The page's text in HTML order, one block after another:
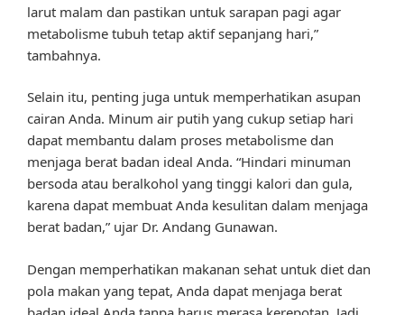
larut malam dan pastikan untuk sarapan pagi agar
metabolisme tubuh tetap aktif sepanjang hari,”
tambahnya.
Selain itu, penting juga untuk memperhatikan asupan
cairan Anda. Minum air putih yang cukup setiap hari
dapat membantu dalam proses metabolisme dan
menjaga berat badan ideal Anda. “Hindari minuman
bersoda atau beralkohol yang tinggi kalori dan gula,
karena dapat membuat Anda kesulitan dalam menjaga
berat badan,” ujar Dr. Andang Gunawan.
Dengan memperhatikan makanan sehat untuk diet dan
pola makan yang tepat, Anda dapat menjaga berat